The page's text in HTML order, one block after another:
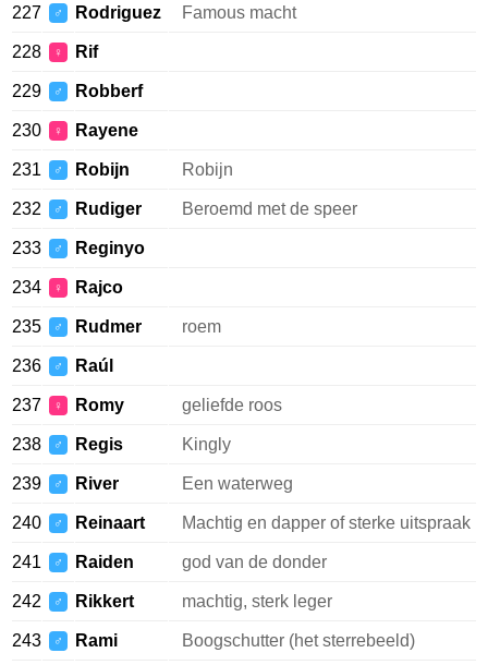
227 ♂ Rodriguez Famous macht
228 ♀ Rif
229 ♂ Robberf
230 ♀ Rayene
231 ♂ Robijn Robijn
232 ♂ Rudiger Beroemd met de speer
233 ♂ Reginyo
234 ♀ Rajco
235 ♂ Rudmer roem
236 ♂ Raúl
237 ♀ Romy geliefde roos
238 ♂ Regis Kingly
239 ♂ River Een waterweg
240 ♂ Reinaart Machtig en dapper of sterke uitspraak
241 ♂ Raiden god van de donder
242 ♂ Rikkert machtig, sterk leger
243 ♂ Rami Boogschutter (het sterrebeeld)